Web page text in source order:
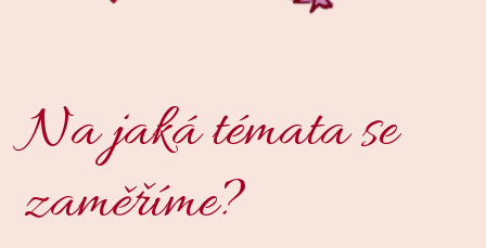
Na jaká témata se
zaměříme?